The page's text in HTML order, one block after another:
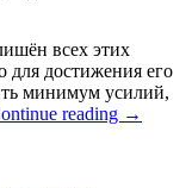
всех этих
для достижения его
минимум усилий,
reading →